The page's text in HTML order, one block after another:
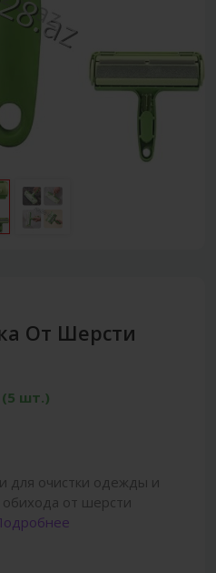
От Шерсти
(5 шт.)
для очистки одежды и
от шерсти